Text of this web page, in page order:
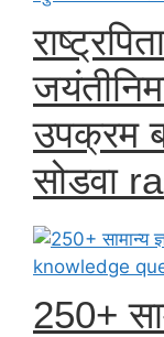
उपक्रम
सोडवा
250+